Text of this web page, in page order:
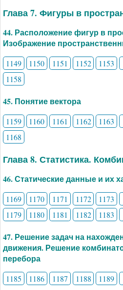
Глава 7. Фигуры в
44. Расположение фигур в
Изображение
1149 1150 1151 1152 1153
1158
45. Понятие вектора
1159 1160 1161 1162 1163
1168
Глава 8. Статистика.
46. Статические данные и их
1169 1170 1171 1172 1173
1179
1180 1181 1182 1183
47. Решение задач на
движения. Решение
перебора
1185 1186 1187 1188 1189